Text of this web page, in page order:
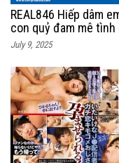
REAL846 Hiếp dâm
con quỷ đam mê tình
July 9, 2025